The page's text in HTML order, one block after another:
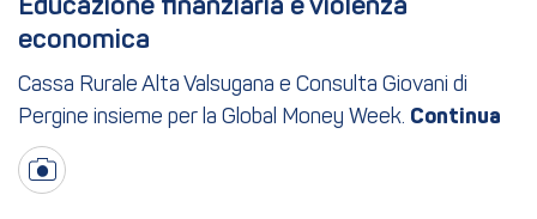
Educazione finanziaria e violenza
economica
Cassa Rurale Alta Valsugana e Consulta Giovani di
Pergine insieme per la Global Money Week.